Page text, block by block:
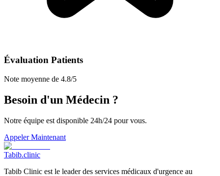
Évaluation Patients
Note moyenne de 4.8/5
Besoin d'un Médecin ?
Notre équipe est disponible 24h/24 pour vous.
Appeler Maintenant
Tabib.clinic
Tabib Clinic est le leader des services médicaux d'urgence au